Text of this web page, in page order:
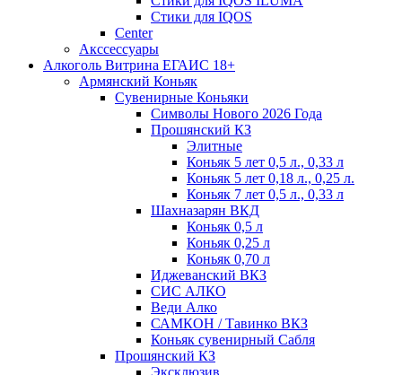
Стики для IQOS
Сenter
Акссессуары
Алкоголь Витрина ЕГАИС 18+
Армянский Коньяк
Сувенирные Коньяки
Символы Нового 2026 Года
Прошянский КЗ
Элитные
Коньяк 5 лет 0,5 л., 0,33 л
Коньяк 5 лет 0,18 л., 0,25 л.
Коньяк 7 лет 0,5 л., 0,33 л
Шахназарян ВКД
Коньяк 0,5 л
Коньяк 0,25 л
Коньяк 0,70 л
Иджеванский ВКЗ
СИС АЛКО
Веди Алко
САМКОН / Тавинко ВКЗ
Коньяк сувенирный Сабля
Прошянский КЗ
Эксклюзив